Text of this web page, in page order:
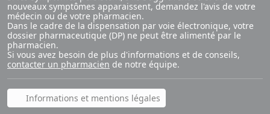
nouveaux symptômes apparaissent, demandez l'avis de votre
médecin ou de votre pharmacien.
Dans le cadre de la dispensation par voie électronique, votre
dossier pharmaceutique (DP) ne peut être alimenté par le
pharmacien.
Si vous avez besoin de plus d'informations et de conseils,
contacter un pharmacien de notre équipe.
Informations et mentions légales